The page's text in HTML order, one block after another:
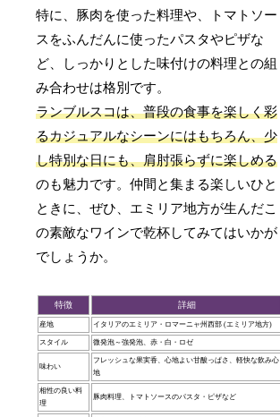
特に、豚肉を使った料理や、トマトソー
スをふんだんに使ったパスタやピザな
ど、しっかりとした味付けの料理との組
み合わせは格別です。
ランブルスコは、普段の食事を楽しく彩
るカジュアルなシーンにはもちろん、少
し特別な日にも、肩肘張らずに楽しめる
のも魅力です。仲間と集まる楽しいひと
ときに、ぜひ、エミリア地方が生んだこ
の素敵なワインで乾杯してみてはいかが
でしょうか。
特徴 詳細
産地 イタリアのエミリア・ロマーニャ州西部 (エミリア地方)
スタイル 微発泡～強発泡、赤・白・ロゼ
味わい
フレッシュな果実香、心地よい甘酸っぱさ、軽快な飲み心
地
相性の良い料
理
豚肉料理、トマトソースのパスタ・ピザなど